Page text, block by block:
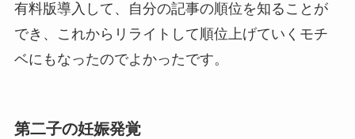
有料版導入して、自分の記事の順位を知ることが
でき、これからリライトして順位上げていくモチ
ベにもなったのでよかったです。
第二子の妊娠発覚